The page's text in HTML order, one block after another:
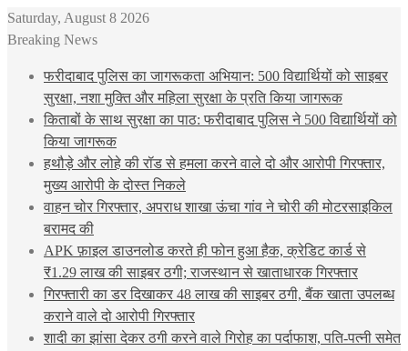
Saturday, August 8 2026
Breaking News
फरीदाबाद पुलिस का जागरूकता अभियान: 500 विद्यार्थियों को साइबर
सुरक्षा, नशा मुक्ति और महिला सुरक्षा के प्रति किया जागरूक
किताबों के साथ सुरक्षा का पाठ: फरीदाबाद पुलिस ने 500 विद्यार्थियों को
किया जागरूक
हथौड़े और लोहे की रॉड से हमला करने वाले दो और आरोपी गिरफ्तार,
मुख्य आरोपी के दोस्त निकले
वाहन चोर गिरफ्तार, अपराध शाखा ऊंचा गांव ने चोरी की मोटरसाइकिल
बरामद की
APK फ़ाइल डाउनलोड करते ही फोन हुआ हैक, क्रेडिट कार्ड से
₹1.29 लाख की साइबर ठगी; राजस्थान से खाताधारक गिरफ्तार
गिरफ्तारी का डर दिखाकर 48 लाख की साइबर ठगी, बैंक खाता उपलब्ध
कराने वाले दो आरोपी गिरफ्तार
शादी का झांसा देकर ठगी करने वाले गिरोह का पर्दाफाश, पति-पत्नी समेत